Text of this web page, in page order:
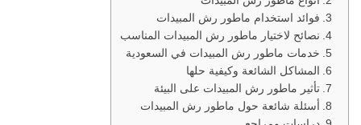
فوائد استخدام ماطور رش المبيدات
نصائح لاختيار ماطور رش المبيدات المناسب
خدمات ماطور رش المبيدات في السعودية
المشاكل الشائعة وكيفية حلها
تأثير ماطور رش المبيدات على البيئة
أسئلة شائعة حول ماطور رش المبيدات